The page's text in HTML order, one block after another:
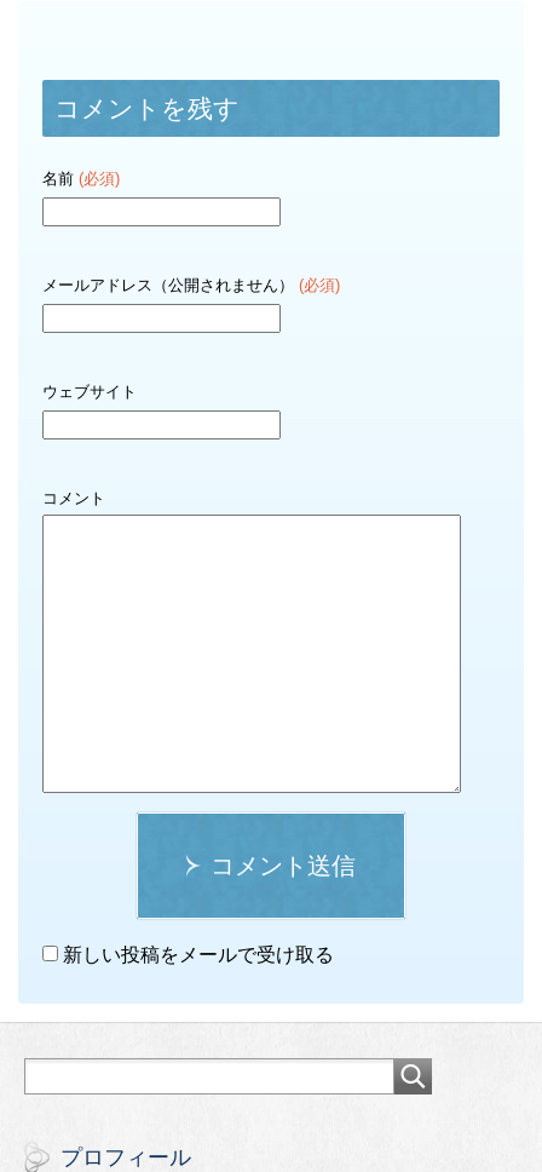
コメントを残す
名前 (必須)
メールアドレス（公開されません） (必須)
ウェブサイト
コメント
コメント送信
新しい投稿をメールで受け取る
プロフィール